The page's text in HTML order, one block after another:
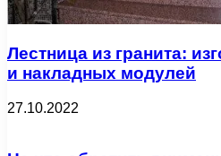
Лестница из гранита:
и накладных модулей
27.10.2022